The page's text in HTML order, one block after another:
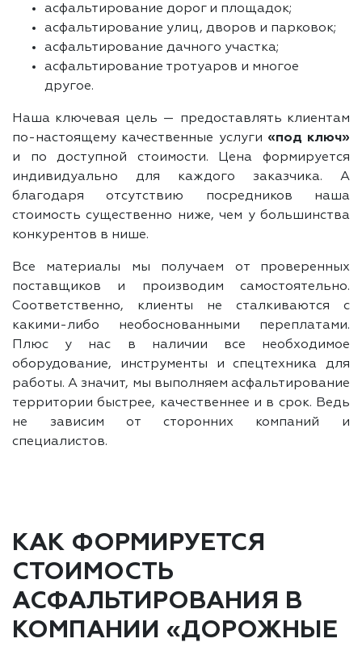
асфальтирование дорог и площадок;
асфальтирование улиц, дворов и парковок;
асфальтирование дачного участка;
асфальтирование тротуаров и многое
другое.
Наша ключевая цель — предоставлять клиентам
по-настоящему качественные услуги «под ключ»
и по доступной стоимости. Цена формируется
индивидуально для каждого заказчика. А
благодаря отсутствию посредников наша
стоимость существенно ниже, чем у большинства
конкурентов в нише.
Все материалы мы получаем от проверенных
поставщиков и производим самостоятельно.
Соответственно, клиенты не сталкиваются с
какими-либо необоснованными переплатами.
Плюс у нас в наличии все необходимое
оборудование, инструменты и спецтехника для
работы. А значит, мы выполняем асфальтирование
территории быстрее, качественнее и в срок. Ведь
не зависим от сторонних компаний и
специалистов.
КАК ФОРМИРУЕТСЯ
СТОИМОСТЬ
АСФАЛЬТИРОВАНИЯ В
КОМПАНИИ «ДОРОЖНЫЕ